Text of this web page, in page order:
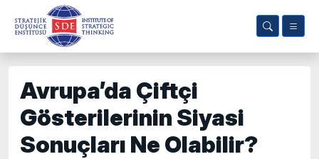
Avrupa’da Çiftçi
Gösterilerinin Siyasi
Sonuçları Ne Olabilir?